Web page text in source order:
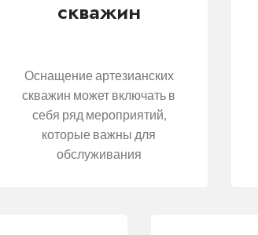
скважин
Оснащение артезианских
скважин может включать в
себя ряд мероприятий,
которые важны для
обслуживания